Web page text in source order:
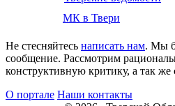
МК в Твери
Не стесняйтесь написать нам. Мы
сообщение. Рассмотрим
конструктивную критику, а так же
О портале Наши контакты